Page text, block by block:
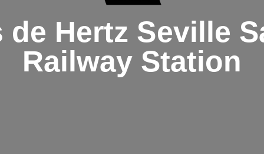
Hertz Seville
Railway Station